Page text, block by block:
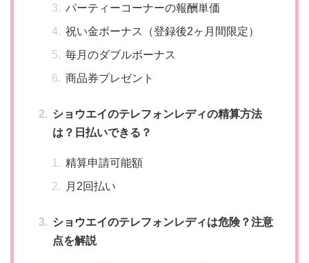
パーティーコーナーの報酬単価
祝い金ボーナス（登録後2ヶ月間限定）
毎月のダブルボーナス
商品券プレゼント
ショウエイのテレフォンレディの精算方法
は？日払いできる？
精算申請可能額
月2回払い
ショウエイのテレフォンレディは危険？注意
点を解説